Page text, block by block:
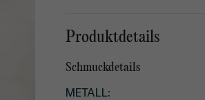
Produktdetails
Schmuckdetails
METALL: